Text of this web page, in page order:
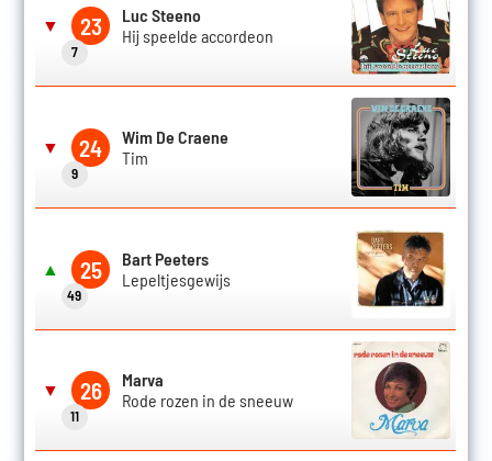
▼ 23
7
Luc Steeno
Hij speelde accordeon
▼ 24
9
Wim De Craene
Tim
▲ 25
49
Bart Peeters
Lepeltjesgewijs
▼ 26
11
Marva
Rode rozen in de sneeuw